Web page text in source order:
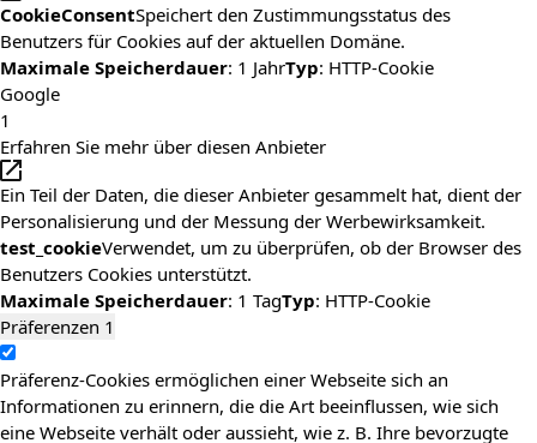
CookieConsentSpeichert den Zustimmungsstatus des
Benutzers für Cookies auf der aktuellen Domäne.
Maximale Speicherdauer: 1 JahrTyp: HTTP-Cookie
Google
1
Erfahren Sie mehr über diesen Anbieter
Ein Teil der Daten, die dieser Anbieter gesammelt hat, dient der
Personalisierung und der Messung der Werbewirksamkeit.
test_cookieVerwendet, um zu überprüfen, ob der Browser des
Benutzers Cookies unterstützt.
Maximale Speicherdauer: 1 TagTyp: HTTP-Cookie
Präferenzen 1
Präferenz-Cookies ermöglichen einer Webseite sich an
Informationen zu erinnern, die die Art beeinflussen, wie sich
eine Webseite verhält oder aussieht, wie z. B. Ihre bevorzugte